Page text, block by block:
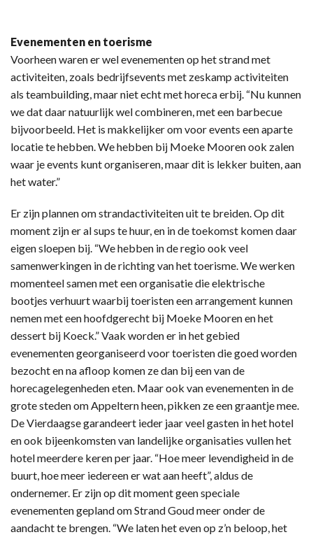
Evenementen en toerisme
Voorheen waren er wel evenementen op het strand met
activiteiten, zoals bedrijfsevents met zeskamp activiteiten
als teambuilding, maar niet echt met horeca erbij. “Nu kunnen
we dat daar natuurlijk wel combineren, met een barbecue
bijvoorbeeld. Het is makkelijker om voor events een aparte
locatie te hebben. We hebben bij Moeke Mooren ook zalen
waar je events kunt organiseren, maar dit is lekker buiten, aan
het water.”
Er zijn plannen om strandactiviteiten uit te breiden. Op dit
moment zijn er al sups te huur, en in de toekomst komen daar
eigen sloepen bij. “We hebben in de regio ook veel
samenwerkingen in de richting van het toerisme. We werken
momenteel samen met een organisatie die elektrische
bootjes verhuurt waarbij toeristen een arrangement kunnen
nemen met een hoofdgerecht bij Moeke Mooren en het
dessert bij Koeck.” Vaak worden er in het gebied
evenementen georganiseerd voor toeristen die goed worden
bezocht en na afloop komen ze dan bij een van de
horecagelegenheden eten. Maar ook van evenementen in de
grote steden om Appeltern heen, pikken ze een graantje mee.
De Vierdaagse garandeert ieder jaar veel gasten in het hotel
en ook bijeenkomsten van landelijke organisaties vullen het
hotel meerdere keren per jaar. “Hoe meer levendigheid in de
buurt, hoe meer iedereen er wat aan heeft”, aldus de
ondernemer. Er zijn op dit moment geen speciale
evenementen gepland om Strand Goud meer onder de
aandacht te brengen. “We laten het even op z’n beloop, het